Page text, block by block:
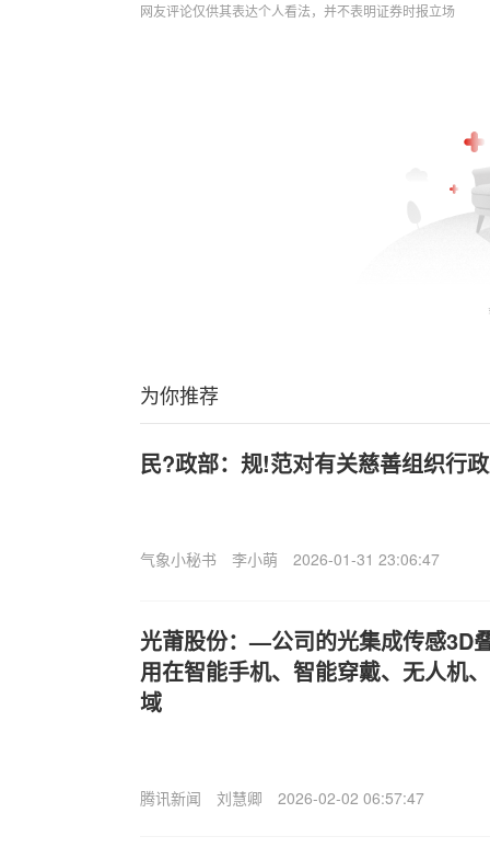
网友评论仅供其表达个人看法，并不表明证券时报立场
为你推荐
民?政部：规!范对有关慈善组织行
气象小秘书 李小萌 2026-01-31 23:06:47
光莆股份：—公司的光集成传感3D
用在智能手机、智能穿戴、无人机
域
腾讯新闻 刘慧卿 2026-02-02 06:57:47